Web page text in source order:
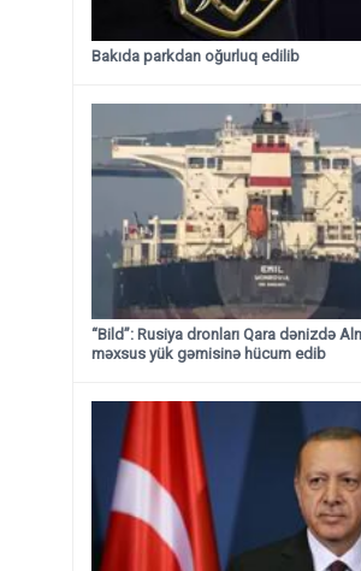
Bakıda parkdan oğurluq edilib
“Bild”: Rusiya dronları Qara dənizdə
məxsus yük gəmisinə hücum edib